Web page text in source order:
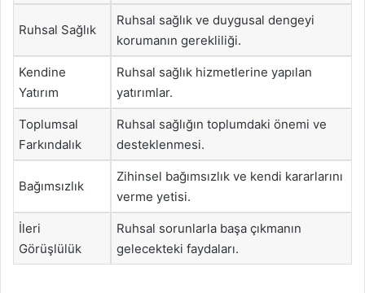
Ruhsal Sağlık
Ruhsal sağlık ve duygusal dengeyi
korumanın gerekliliği.
Kendine
Yatırım
Ruhsal sağlık hizmetlerine yapılan
yatırımlar.
Toplumsal
Farkındalık
Ruhsal sağlığın toplumdaki önemi ve
desteklenmesi.
Bağımsızlık
Zihinsel bağımsızlık ve kendi kararlarını
verme yetisi.
İleri
Görüşlülük
Ruhsal sorunlarla başa çıkmanın
gelecekteki faydaları.